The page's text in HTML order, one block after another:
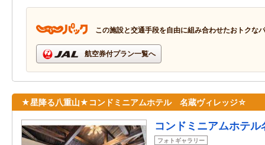
この施設と交通手段を自由に組み合わせたおトクな
航空券付プラン一覧へ
★星降る八重山★コンドミニアムホテル 名蔵ヴィレッジ☆
コンドミニアムホテ
フォトギャラリー